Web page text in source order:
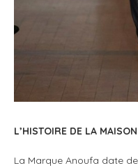
L’HISTOIRE DE LA
La Marque Anoufa date